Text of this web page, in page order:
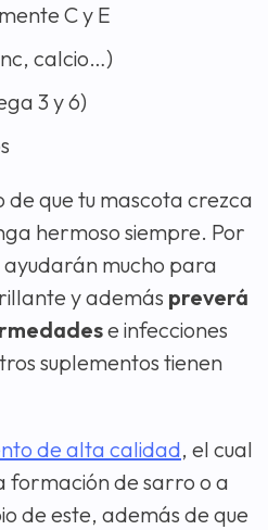
C y E
calcio…)
3 y 6)
de que tu mascota crezca
hermoso siempre. Por
mucho para
y además preverá
e infecciones
suplementos tienen
de alta calidad, el cual
formación de sarro o a
de este, además de que